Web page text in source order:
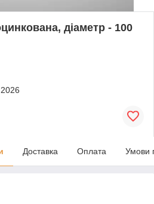
діаметр - 100
Доставка Оплата Умови